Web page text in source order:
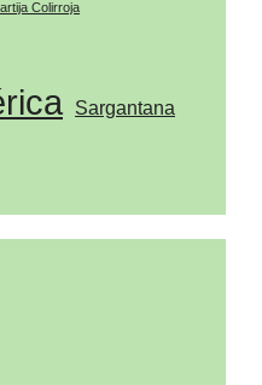
Colirroja
Sargantana